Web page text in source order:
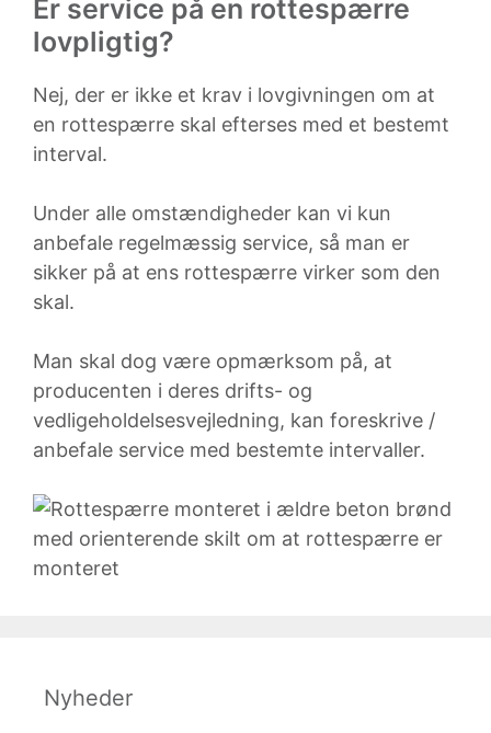
Er service på en rottespærre
lovpligtig?
Nej, der er ikke et krav i lovgivningen om at
en rottespærre skal efterses med et bestemt
interval.
Under alle omstændigheder kan vi kun
anbefale regelmæssig service, så man er
sikker på at ens rottespærre virker som den
skal.
Man skal dog være opmærksom på, at
producenten i deres drifts- og
vedligeholdelsesvejledning, kan foreskrive /
anbefale service med bestemte intervaller.
Nyheder